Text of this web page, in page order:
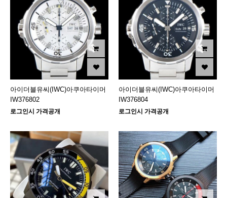
아이더블유씨(IWC)아쿠아타이머
IW376802
로그인시 가격공개
아이더블유씨(IWC)아쿠아타이머
IW376804
로그인시 가격공개